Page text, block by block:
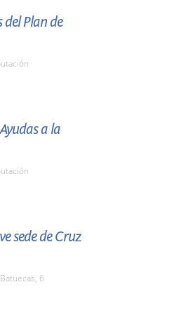
del Plan de
a la
sede de Cruz
6